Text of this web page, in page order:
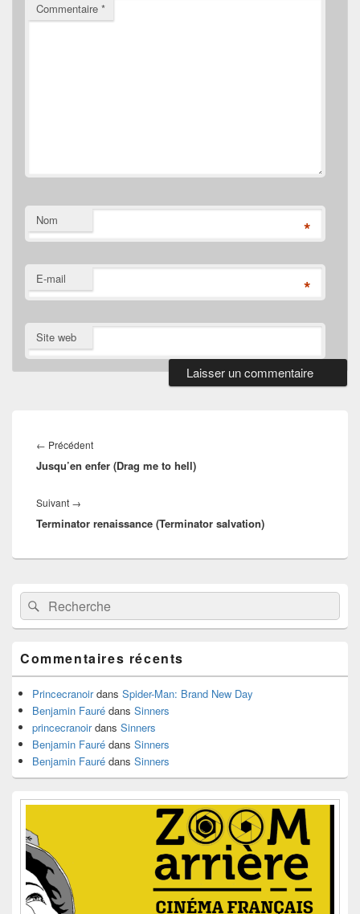
Commentaire *
Nom *
E-mail *
Site web
de
l’article
← PrécédentArticle
précédent :
Jusqu’en enfer (Drag me to hell)
Suivant →
suivant :
Terminator renaissance (Terminator salvation)
Zone
principale
de
widget
barre
latérale
Recherche :Rechercher
Commentaires récents
Princecranoirdans Spider-Man: Brand New Day
Benjamin Fauré dans Sinners
princecranoirdans Sinners
Benjamin Fauré dans Sinners
Benjamin Fauré dans Sinners